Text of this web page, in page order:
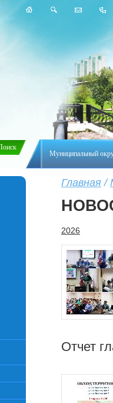
Муниципальный
Главная /
2026
Отчет